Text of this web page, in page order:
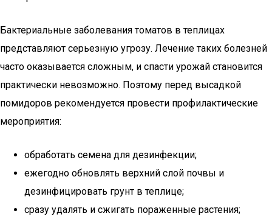
Бактериальные заболевания томатов в теплицах
представляют серьезную угрозу. Лечение таких болезней
часто оказывается сложным, и спасти урожай становится
практически невозможно. Поэтому перед высадкой
помидоров рекомендуется провести профилактические
мероприятия:
обработать семена для дезинфекции;
ежегодно обновлять верхний слой почвы и
дезинфицировать грунт в теплице;
сразу удалять и сжигать пораженные растения;